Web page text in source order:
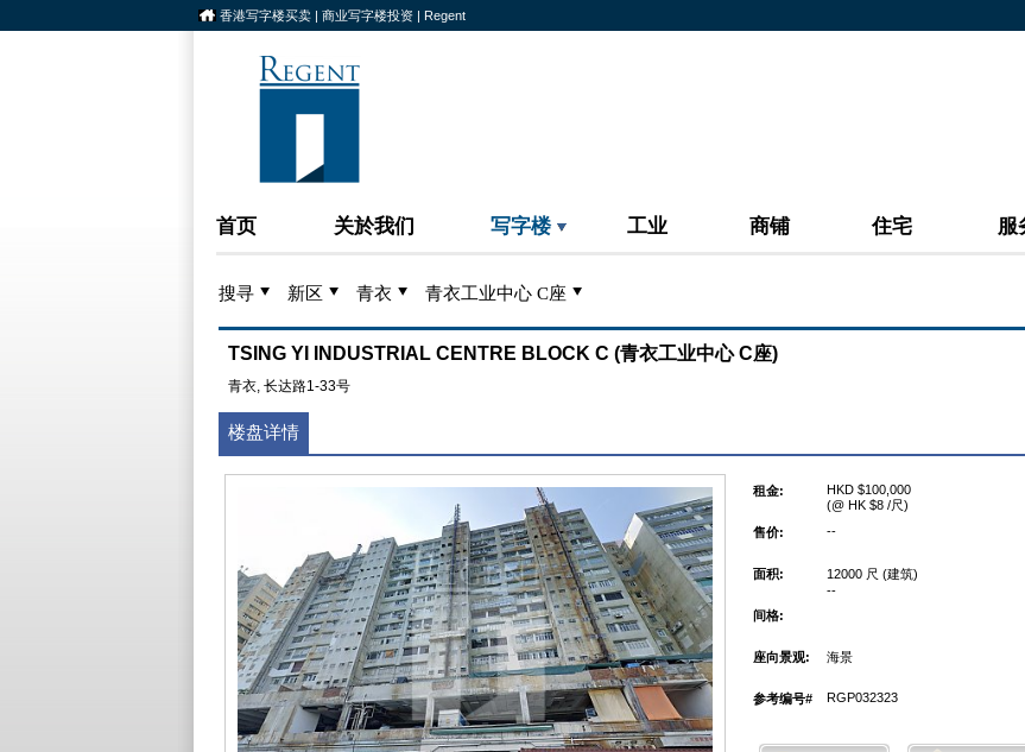
香港写字楼买卖 | 商业写字楼投资 | Regent
首页 关於我们 写字楼 工业 商铺 住宅 服
搜寻 新区 青衣 青衣工业中心 C座
TSING YI INDUSTRIAL CENTRE BLOCK C (青衣工业中心 C座)
青衣, 长达路1-33号
楼盘详情
租金:
HKD $100,000
(@ HK $8 /尺)
售价:
--
面积:
12000 尺 (建筑)
--
间格:
座向景观: 海景
参考编号# RGP032323